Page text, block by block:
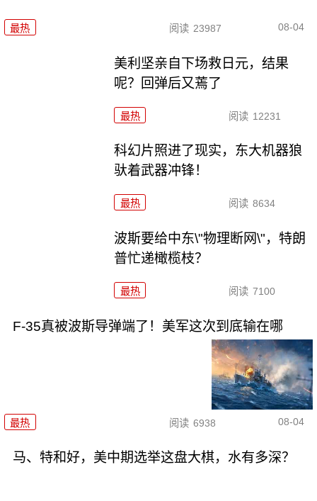
最热 阅读 23987 08-04
美利坚亲自下场救日元，结果
呢？回弹后又蔫了
最热 阅读 12231
科幻片照进了现实，东大机器狼
驮着武器冲锋！
最热 阅读 8634
波斯要给中东\"物理断网\"，特朗
普忙递橄榄枝？
最热 阅读 7100
F-35真被波斯导弹端了！美军这次到底输在哪
最热 阅读 6938 08-04
马、特和好，美中期选举这盘大棋，水有多深？